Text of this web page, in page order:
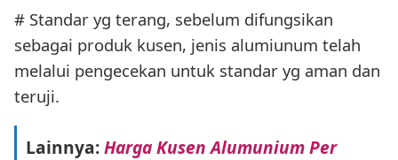
# Standar yg terang, sebelum difungsikan
sebagai produk kusen, jenis alumiunum telah
melalui pengecekan untuk standar yg aman dan
teruji.
Lainnya:Harga Kusen Alumunium Per